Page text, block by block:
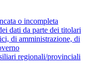
o incompleta
dati da parte dei titolari
di amministrazione, di
regionali/provinciali